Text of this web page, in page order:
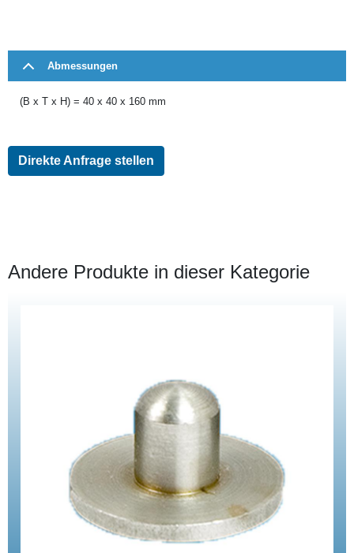
Abmessungen
(B x T x H) = 40 x 40 x 160 mm
Direkte Anfrage stellen
Andere Produkte in dieser Kategorie